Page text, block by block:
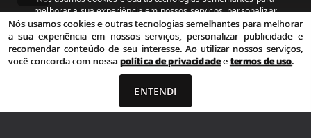
melhorar a sua experiência em nossos serviços, personalizar
publicidade e recomendar conteúdo de seu interesse. Ao utilizar
nossos serviços, você concorda com nossa política de privacidade e
termos de uso.
Política de Privacidade Termos de uso
Nós usamos cookies e outras tecnologias semelhantes para melhorar
a sua experiência em nossos serviços, personalizar publicidade e
recomendar conteúdo de seu interesse. Ao utilizar nossos serviços,
você concorda com nossa política de privacidadeetermos de uso.
ENTENDI